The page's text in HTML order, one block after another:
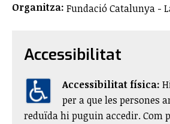
Organitza: Fundació Catalunya -
Accessibilitat
Accessibilitat física:
per a que les persones
reduïda hi puguin accedir. Com